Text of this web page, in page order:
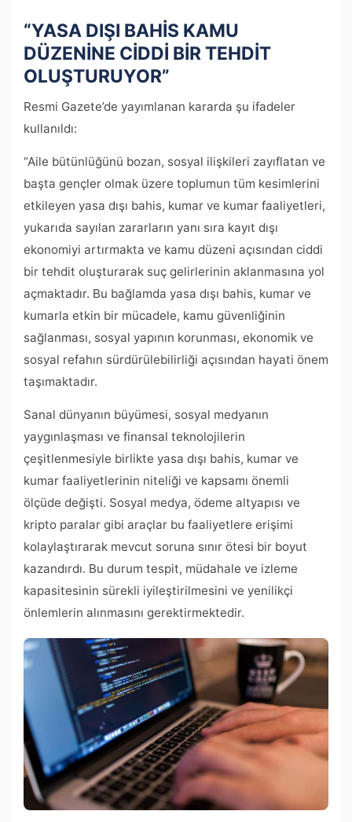
“YASA DIŞI BAHİS KAMU
DÜZENİNE CİDDİ BİR TEHDİT
OLUŞTURUYOR”
Resmi Gazete’de yayımlanan kararda şu ifadeler
kullanıldı:
“Aile bütünlüğünü bozan, sosyal ilişkileri zayıflatan ve
başta gençler olmak üzere toplumun tüm kesimlerini
etkileyen yasa dışı bahis, kumar ve kumar faaliyetleri,
yukarıda sayılan zararların yanı sıra kayıt dışı
ekonomiyi artırmakta ve kamu düzeni açısından ciddi
bir tehdit oluşturarak suç gelirlerinin aklanmasına yol
açmaktadır. Bu bağlamda yasa dışı bahis, kumar ve
kumarla etkin bir mücadele, kamu güvenliğinin
sağlanması, sosyal yapının korunması, ekonomik ve
sosyal refahın sürdürülebilirliği açısından hayati önem
taşımaktadır.
Sanal dünyanın büyümesi, sosyal medyanın
yaygınlaşması ve finansal teknolojilerin
çeşitlenmesiyle birlikte yasa dışı bahis, kumar ve
kumar faaliyetlerinin niteliği ve kapsamı önemli
ölçüde değişti. Sosyal medya, ödeme altyapısı ve
kripto paralar gibi araçlar bu faaliyetlere erişimi
kolaylaştırarak mevcut soruna sınır ötesi bir boyut
kazandırdı. Bu durum tespit, müdahale ve izleme
kapasitesinin sürekli iyileştirilmesini ve yenilikçi
önlemlerin alınmasını gerektirmektedir.